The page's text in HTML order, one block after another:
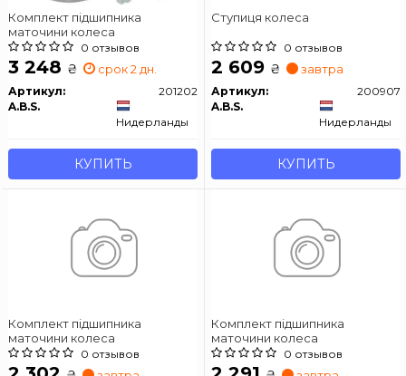
Комплект підшипника
маточини колеса
0 отзывов
3 248 ₴ срок 2 дн.
Артикул:
201202
A.B.S.
Нидерланды
КУПИТЬ
Ступиця колеса
0 отзывов
2 609 ₴ завтра
Артикул:
200907
A.B.S.
Нидерланды
КУПИТЬ
Комплект підшипника
маточини колеса
0 отзывов
Комплект підшипника
маточини колеса
0 отзывов